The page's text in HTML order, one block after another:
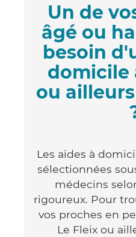
Un de
âgé ou
besoin
domicile
ou
Les aides à
sélectionnées
médecins
rigoureux. Pour
vos proches en
Le Fleix ou